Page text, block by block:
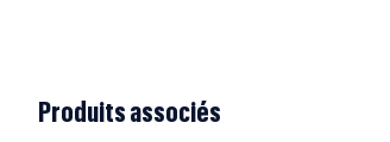
Produits associés